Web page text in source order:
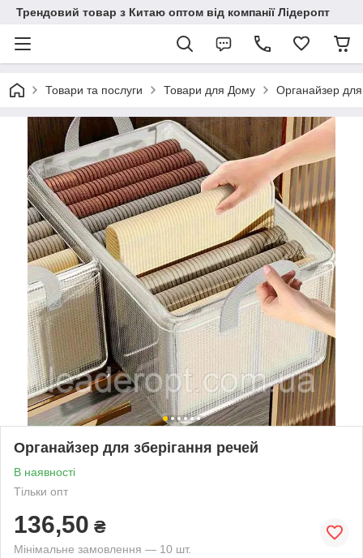
Трендовий товар з Китаю оптом від компанії Лідеропт
Товари та послуги Товари для Дому Органайзер для
Органайзер для зберігання речей
В наявності
Тільки опт
136,50 ₴
Мінімальне замовлення — 10 шт.